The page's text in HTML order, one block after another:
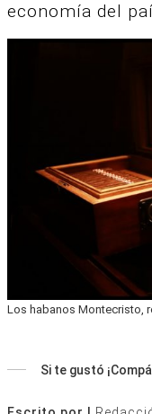
economía del
Los habanos Montecristo,
Si te gustó